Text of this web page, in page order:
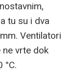
tu su i dva
Ventilatori
ne vrte dok
°C.